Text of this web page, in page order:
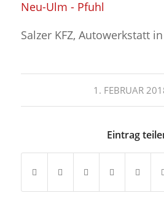
Salzer KFZ, Autowerkstatt
1. FEBRUAR
/
Eintrag